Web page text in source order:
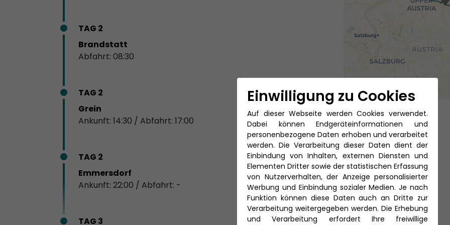
TAG 2
Brandstatt
Abfahrt: 08:30
TAG 2
Grein
Ankunft: 14:30 / Abfahrt: 17:00
TAG 2
Emmersdorf
Ankunft: 22:00 / Abfahrt: -
TAG 3
Einwilligung zu Cookies
Auf dieser Webseite werden Cookies verwendet.
Dabei können Endgeräteinformationen und
personenbezogene Daten erhoben und verarbeitet
werden. Die Verarbeitung dieser Daten dient der
Einbindung von Inhalten, externen Diensten und
Elementen Dritter sowie der statistischen Erfassung
von Nutzerverhalten, der Anzeige personalisierter
Werbung und Einbindung sozialer Medien. Je nach
Funktion können diese Daten auch an Dritte zur
Verarbeitung weitergegeben werden. Die Erhebung
und Verarbeitung erfordert Ihre freiwillige